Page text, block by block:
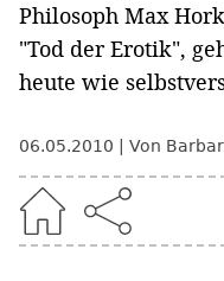
Philosoph Max
"Tod der Erotik",
heute wie
06.05.2010 Von